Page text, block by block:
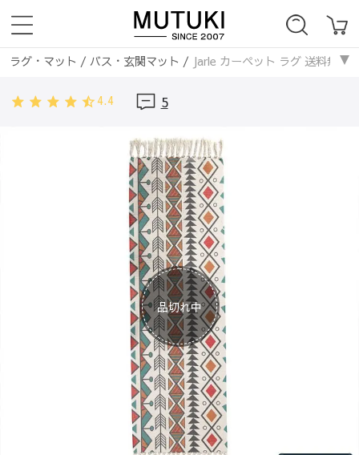
ラグ・マット / バス・玄関マット / Jarle カーペット ラグ 送料無料
ラグ・マット/手書きイラスト/
4.4 5
品切れ中